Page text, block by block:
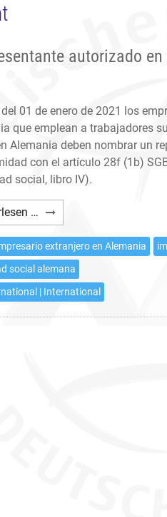
autorizado
01 de enero de 2021 los
que emplean a trabajadores
Alemania deben nombrar un
con el artículo 28f (1b)
social, libro IV).
… Seguridad
Social
alemana:
Representante
autorizado
en
Alemania
extranjero en Alemania
social alemana
| International